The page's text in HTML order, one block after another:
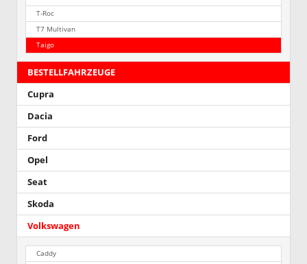
T-Roc
T7 Multivan
Taigo
BESTELLFAHRZEUGE
Cupra
Dacia
Ford
Opel
Seat
Skoda
Volkswagen
Caddy